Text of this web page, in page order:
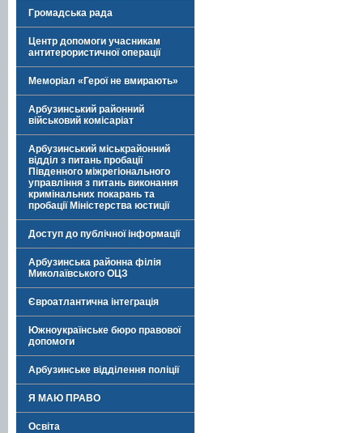
Громадська рада
Центр допомоги учасникам
антитерористичної операції
Меморіал «Герої не вмирають»
Арбузинський районний
військовий комісаріат
Арбузинський міськрайонний
відділ з питань пробації
Південного міжрегіонального
управління з питань виконання
кримінальних покарань та
пробації Міністерства юстиції
Доступ до публічної інформації
Арбузинська районна філія
Миколаївського ОЦЗ
Євроатлантична інтеграція
Южноукраїнське бюро правової
допомоги
Арбузинське відділення поліції
Я МАЮ ПРАВО
Освіта